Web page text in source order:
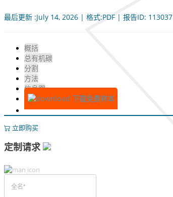
最后更新 :July 14, 2026 | 格式:PDF | 报告ID: 113037
概括
总有机碳
分割
方法
信息图
下载免费样本
立即购买
定制请求